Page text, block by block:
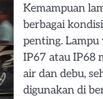
Kemampuan
berbagai
penting.
IP67 atau IP68
air dan debu,
digunakan di